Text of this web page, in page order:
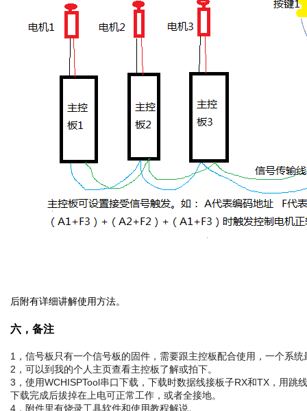
后附有详细讲解使用方法。
六，备注
1，信号板只有一个信号板的固件，需要跟主控板配合使用，一个系
2，可以到我的个人主页查看主控板了解或拍下。
3，使用WCHISPTool串口下载，下载时数据线接板子RX和TX，用跳
下载完成后拔掉在上电可正常工作，或者全接地。
4，附件里有烧录工具软件和使用教程解说。